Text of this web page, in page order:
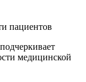
пациентов
медицинской